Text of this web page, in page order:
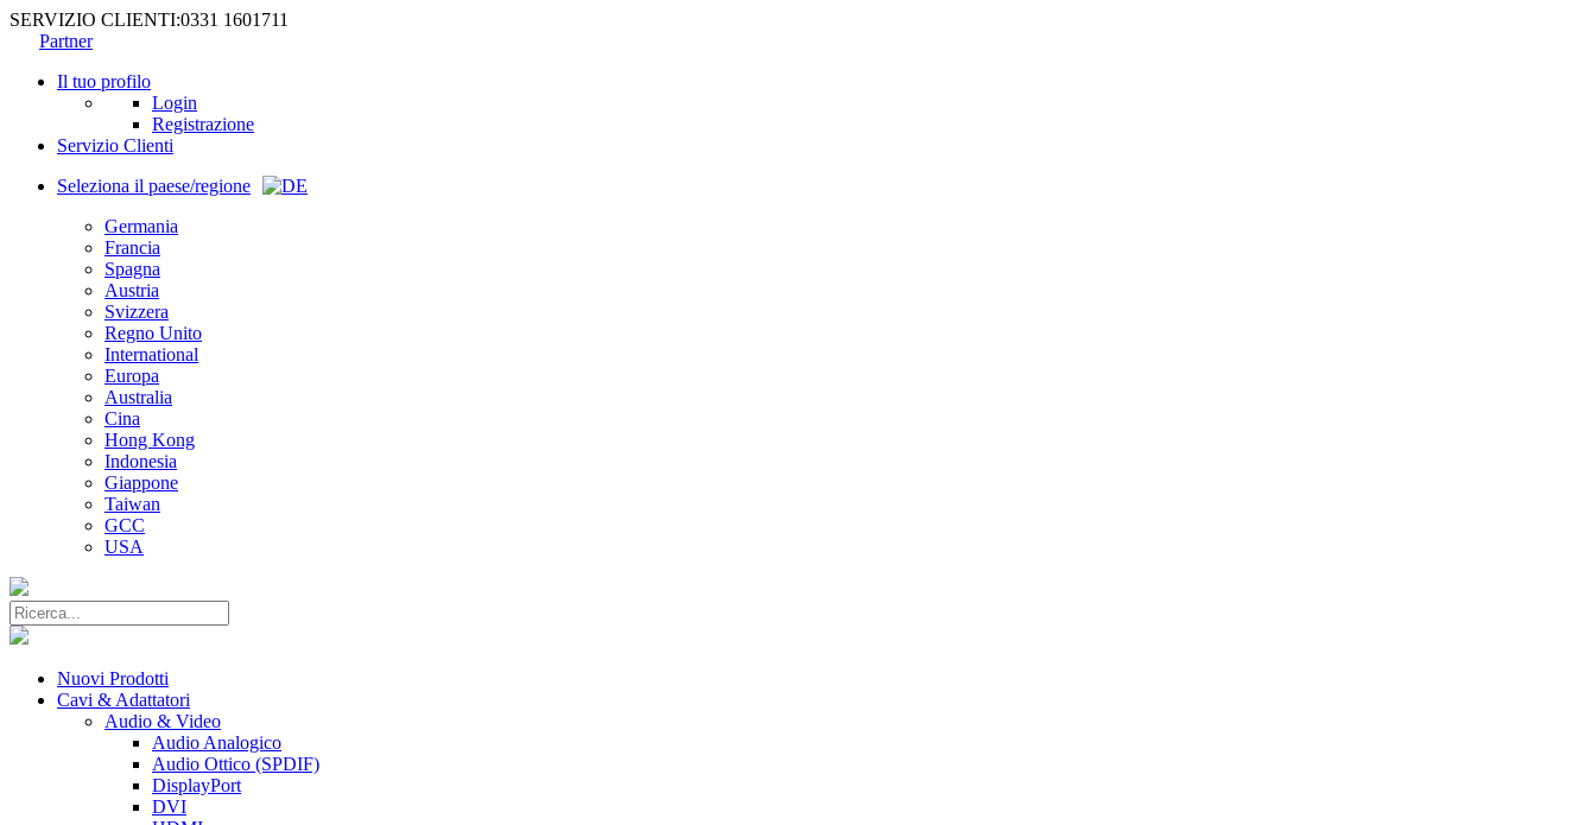
SERVIZIO CLIENTI:0331 1601711
Partner
Il tuo profilo
Login
Registrazione
Servizio Clienti
Seleziona il paese/regione
Germania
Francia
Spagna
Austria
Svizzera
Regno Unito
International
Europa
Australia
Cina
Hong Kong
Indonesia
Giappone
Taiwan
GCC
USA
Nuovi Prodotti
Cavi & Adattatori
Audio & Video
Audio Analogico
Audio Ottico (SPDIF)
DisplayPort
DVI